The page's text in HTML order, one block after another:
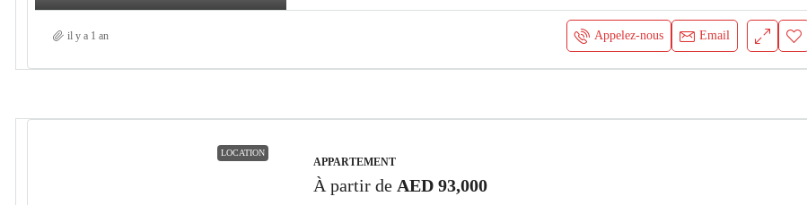
il y a 1 an Appelez-nous Email
LOCATION
APPARTEMENT
À partir de AED 93,000